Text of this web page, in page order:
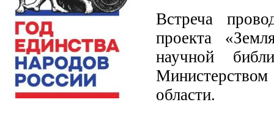
Встреча
проекта
научной
области.